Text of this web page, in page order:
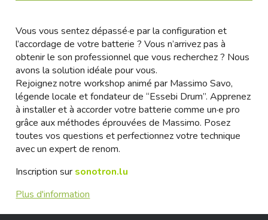
Vous vous sentez dépassé·e par la configuration et
l’accordage de votre batterie ? Vous n’arrivez pas à
obtenir le son professionnel que vous recherchez ? Nous
avons la solution idéale pour vous.
Rejoignez notre workshop animé par Massimo Savo,
légende locale et fondateur de “Essebi Drum”. Apprenez
à installer et à accorder votre batterie comme un·e pro
grâce aux méthodes éprouvées de Massimo. Posez
toutes vos questions et perfectionnez votre technique
avec un expert de renom.
Inscription sur sonotron.lu
Plus d'information